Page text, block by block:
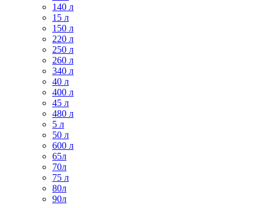
140 л
15 л
150 л
220 л
250 л
260 л
340 л
40 л
400 л
45 л
480 л
5 л
50 л
600 л
65л
70л
75 л
80л
90л